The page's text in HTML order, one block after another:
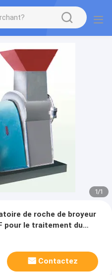
1/1
de roche de broyeur
pour le traitement du
Contactez